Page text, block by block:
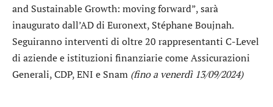
and Sustainable Growth: moving forward”, sarà
inaugurato dall’AD di Euronext, Stéphane Boujnah.
Seguiranno interventi di oltre 20 rappresentanti C-Level
di aziende e istituzioni finanziarie come Assicurazioni
Generali, CDP, ENI e Snam (fino a venerdì 13/09/2024)